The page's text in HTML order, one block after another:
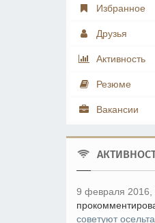
Избранное
Друзья
Активность
Резюме
Вакансии
9 февраля 2016,
советуют